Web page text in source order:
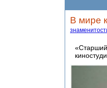
В мире